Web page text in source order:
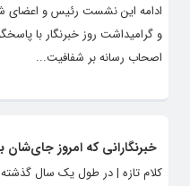
ادامه این نشست رئیس و اعضای
و گرامیداشت روز خبرنگار با
اصحاب رسانه بر شفافیت...
خبرنگارانی که امروز
کلام تازه | در طول یک سال گذشته